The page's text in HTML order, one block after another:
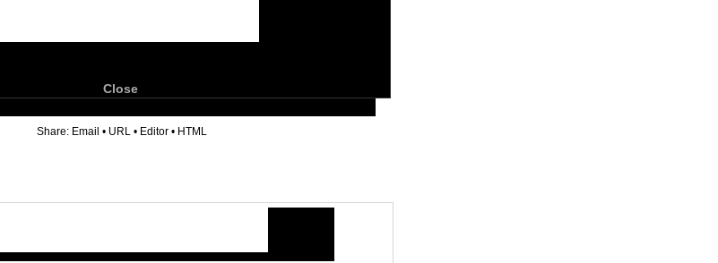
Close
Share: Email • URL • Editor • HTML